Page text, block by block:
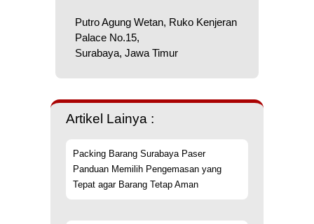
Putro Agung Wetan, Ruko Kenjeran
Palace No.15,
Surabaya, Jawa Timur
Artikel Lainya :
Packing Barang Surabaya Paser
Panduan Memilih Pengemasan yang
Tepat agar Barang Tetap Aman